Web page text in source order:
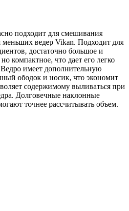
подходит для смешивания
меньших ведер Vikan. Подходит для
достаточно большое и
компактное, что дает его легко
имеет дополнительную
ободок и носик, что экономит
содержимому выливаться при
Долговечные наклонные
точнее рассчитывать объем.